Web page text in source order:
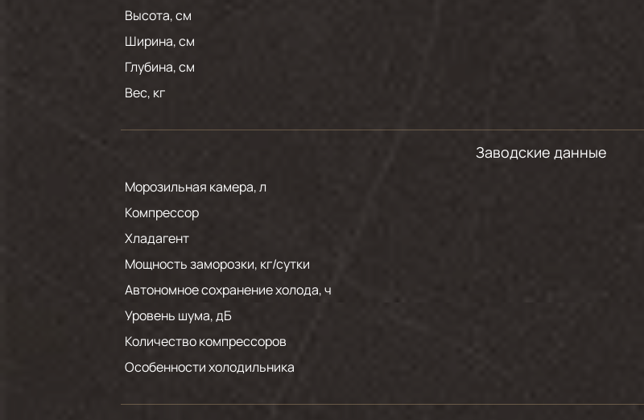
Высота, см
Ширина, см
Глубина, см
Вес, кг
Заводские данные
Морозильная камера, л
Компрессор
Хладагент
Мощность заморозки, кг/сутки
Автономное сохранение холода, ч
Уровень шума, дБ
Количество компрессоров
Особенности холодильника